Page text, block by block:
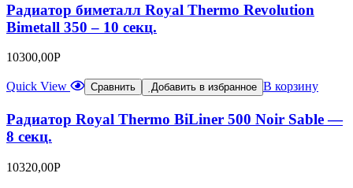
Радиатор биметалл Royal Thermo Revolution
Bimetall 350 – 10 секц.
10300,00Р
Quick View Сравнить Добавить в избранное В корзину
Радиатор Royal Thermo BiLiner 500 Noir Sable —
8 секц.
10320,00Р